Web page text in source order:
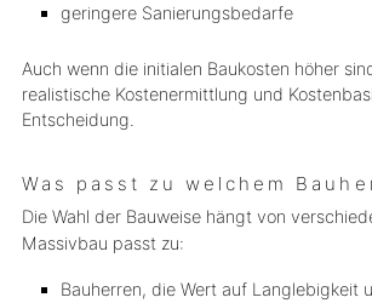
geringere Sanierungsbedarfe
Auch wenn die initialen Baukosten höher
realistische Kostenermittlung und
Entscheidung.
Was passt zu welchem
Die Wahl der Bauweise hängt von
Massivbau passt zu:
Bauherren, die Wert auf Langlebigkeit